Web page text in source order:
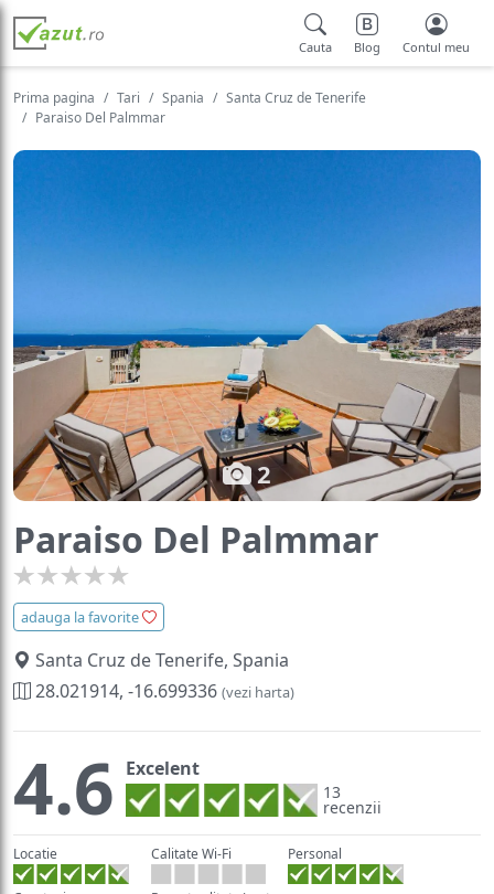
Cauta Blog Contul meu
Prima pagina Tari Spania
Santa Cruz de Tenerife
Paraiso Del Palmmar
2
Paraiso Del Palmmar
adauga la favorite
Santa Cruz de Tenerife, Spania
28.021914, -16.699336 (vezi harta)
4.6 Excelent
13
recenzii
Locatie Calitate Wi-Fi Personal